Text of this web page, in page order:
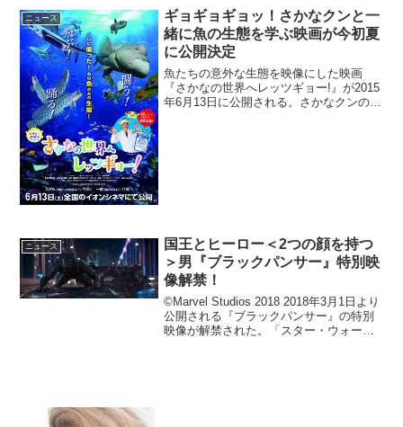
た。ローラン・ティラール監督「この作
品のテーマは“違い”...
ニュース
ギョギョギョッ！さかなクンと一
緒に魚の生態を学ぶ映画が今初夏
に公開決定
魚たちの意外な生態を映像にした映画
『さかなの世界へレッツギョー!』が2015
年6月13日に公開される。さかなクンのわ
ニュース
国王とヒーロー＜2つの顔を持つ
＞男『ブラックパンサー』特別映
像解禁！
©Marvel Studios 2018 2018年3月1日より
公開される『ブラックパンサー』の特別
映像が解禁された。「スター・ウォー